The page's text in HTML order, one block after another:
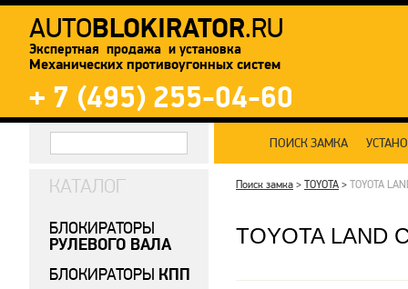
AUTOBLOKIRATOR.RU
Экспертная продажа и установка
Механических противоугонных систем
+ 7 (495) 255-04-60
ПОИСК ЗАМКА
Поиск замка > TOYOTA > TOYOTA
TOYOTA LAND
КАТАЛОГ
БЛОКИРАТОРЫ
РУЛЕВОГО ВАЛА
БЛОКИРАТОРЫ КПП